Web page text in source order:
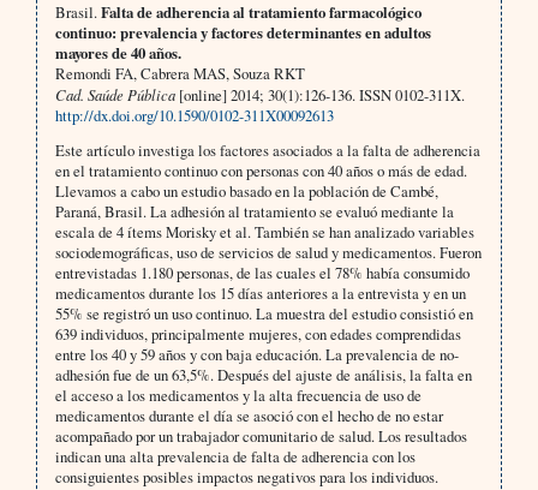
Brasil.Falta de adherencia al tratamiento farmacológico
continuo: prevalencia y factores determinantes en adultos
mayores de 40 años.
Remondi FA, Cabrera MAS, Souza RKT
Cad. Saúde Pública[online] 2014; 30(1):126-136. ISSN 0102-311X.
http://dx.doi.org/10.1590/0102-311X00092613
Este artículo investiga los factores asociados a la falta de adherencia
en el tratamiento continuo con personas con 40 años o más de edad.
Llevamos a cabo un estudio basado en la población de Cambé,
Paraná, Brasil. La adhesión al tratamiento se evaluó mediante la
escala de 4 ítems Morisky et al. También se han analizado variables
sociodemográficas, uso de servicios de salud y medicamentos. Fueron
entrevistadas 1.180 personas, de las cuales el 78% había consumido
medicamentos durante los 15 días anteriores a la entrevista y en un
55% se registró un uso continuo. La muestra del estudio consistió en
639 individuos, principalmente mujeres, con edades comprendidas
entre los 40 y 59 años y con baja educación. La prevalencia de no-
adhesión fue de un 63,5%. Después del ajuste de análisis, la falta en
el acceso a los medicamentos y la alta frecuencia de uso de
medicamentos durante el día se asoció con el hecho de no estar
acompañado por un trabajador comunitario de salud. Los resultados
indican una alta prevalencia de falta de adherencia con los
consiguientes posibles impactos negativos para los individuos.